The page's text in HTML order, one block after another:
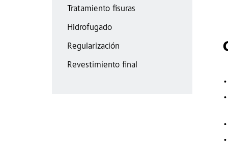
Tratamiento fisuras
Hidrofugado
Regularización
Revestimiento final